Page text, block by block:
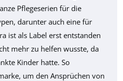
Pflegeserien für die
darunter auch eine für
ist als Label erst entstanden
mehr zu helfen wusste, da
Kinder hatte. So
um den Ansprüchen von